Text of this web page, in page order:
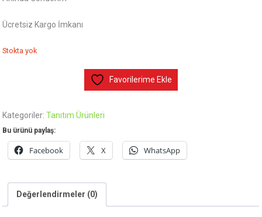
Ücretsiz Kargo İmkanı
Stokta yok
Favorilerime Ekle
Kategoriler:Tanıtım Ürünleri
Bu ürünü paylaş:
Facebook X WhatsApp
Değerlendirmeler (0)